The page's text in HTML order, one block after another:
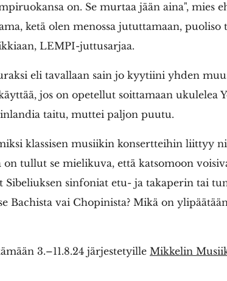
on. Se murtaa jään aina", mies
ketä olen menossa jututtamaan, puoliso
LEMPI-juttusarjaa.
eli tavallaan sain jo kyytiini yhden
jos on opetellut soittamaan ukulelea
taitu, muttei paljon puutu.
klassisen musiikin konsertteihin liittyy
tullut se mielikuva, että katsomoon
Sibeliuksen sinfoniat etu- ja takaperin tai
Bachista vai Chopinista? Mikä on
3.–11.8.24 järjestetyille Mikkelin